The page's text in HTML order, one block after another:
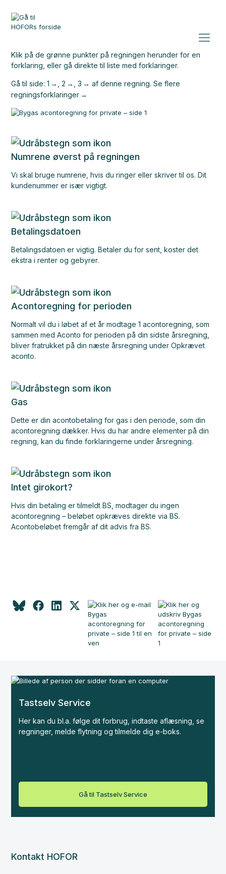
Klik på de grønne punkter på regningen herunder for en
forklaring,eller gå direkte til liste med forklaringer.
Gå til side:1 ,2 ,3 af denne regning.Se flere
regningsforklaringer
Numrene øverst på regningen
Vi skal bruge numrene, hvis du ringer eller skriver til os. Dit
kundenummer er især vigtigt.
Betalingsdatoen
Betalingsdatoen er vigtig. Betaler du for sent, koster det
ekstra i renter og gebyrer.
Acontoregning for perioden
Normalt vil du i løbet af et år modtage 1 acontoregning, som
sammen med Aconto for perioden på din sidste årsregning,
bliver fratrukket på din næste årsregning under Opkrævet
aconto.
Gas
Dette er din acontobetaling for gas i den periode, som din
acontoregning dækker. Hvis du har andre elementer på din
regning, kan du finde forklaringerne under årsregning.
Intet girokort?
Hvis din betaling er tilmeldt BS, modtager du ingen
acontoregning – beløbet opkræves direkte via BS.
Acontobeløbet fremgår af dit advis fra BS.
Tastselv Service
Her kan du bl.a. følge dit forbrug, indtaste aflæsning, se
regninger, melde flytning og tilmelde dig e-boks.
Gå til Tastselv Service
Kontakt HOFOR